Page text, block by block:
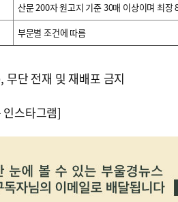
산문 200자 원고지 기준 30매 이상이며 최장
부문별 조건에 따름
단 전재 및 재배포 금지
스타그램]